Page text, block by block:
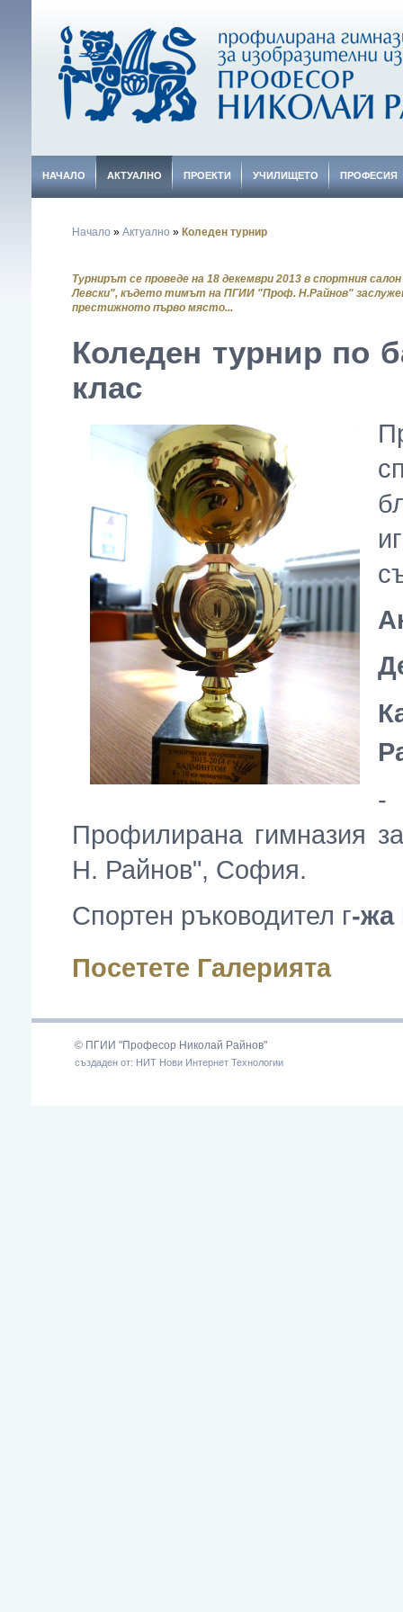
НАЧАЛО АКТУАЛНО ПРОЕКТИ УЧИЛИЩЕТО ПРОФЕСИЯ
Начало » Актуално » Коледен турнир
Турнирът се проведе на 18 декември 2013 в спортния
Левски", където тимът на ПГИИ "Проф. Н.Райнов"
престижното първо място...
Коледен турнир по
клас
-
Профилирана гимназия
Н. Райнов", София.
Спортен ръководител г-жа
Посетете Галерията
© ПГИИ "Професор Николай Райнов"
създаден от: НИТ Нови Интернет Технологии